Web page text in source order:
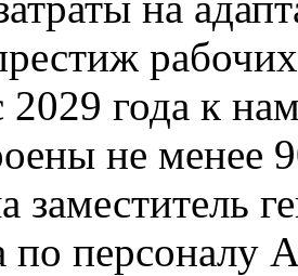
2029 года к
не менее
заместитель
по